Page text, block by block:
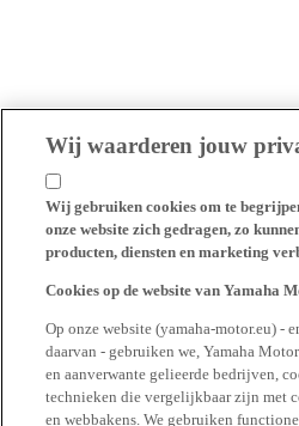
Wij waarderen jouw
Wij gebruiken cookies om te
onze website zich gedragen, zo
producten, diensten en marketing
Cookies op de website van Yamaha
Op onze website (yamaha-motor.eu) -
daarvan - gebruiken we, Yamaha
en aanverwante gelieerde bedrijven,
technieken die vergelijkbaar zijn met
en webbakens. We gebruiken